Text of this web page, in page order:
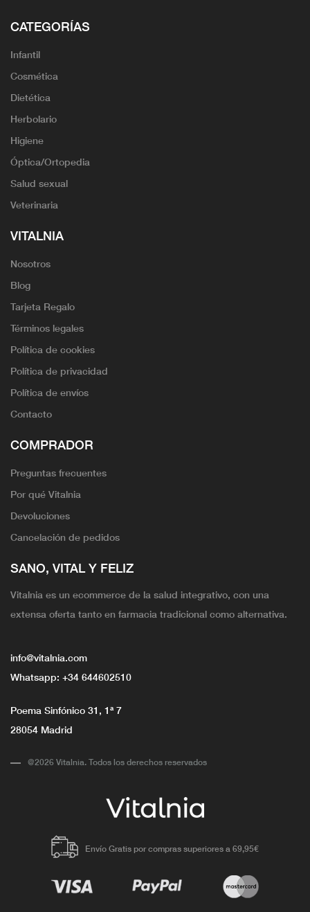
CATEGORÍAS
Infantil
Cosmética
Dietética
Herbolario
Higiene
Óptica/Ortopedia
Salud sexual
Veterinaria
VITALNIA
Nosotros
Blog
Tarjeta Regalo
Términos legales
Política de cookies
Política de privacidad
Política de envíos
Contacto
COMPRADOR
Preguntas frecuentes
Por qué Vitalnia
Devoluciones
Cancelación de pedidos
SANO, VITAL Y FELIZ
Vitalnia es un ecommerce de la salud integrativo, con una
extensa oferta tanto en farmacia tradicional como alternativa.
info@vitalnia.com
Whatsapp: +34 644602510
Poema Sinfónico 31, 1ª 7
28054 Madrid
@2026 Vitalnia. Todos los derechos reservados
Envío Gratis por compras superiores a 69,95€